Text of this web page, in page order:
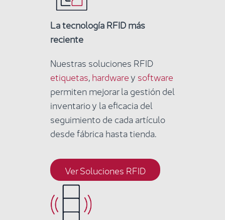
La tecnología RFID más
reciente
Nuestras soluciones RFID
etiquetas,hardwarey software
permiten mejorar la gestión del
inventario y la eficacia del
seguimiento de cada artículo
desde fábrica hasta tienda.
Ver Soluciones RFID